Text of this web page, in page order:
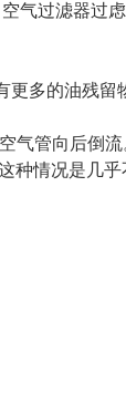
气过滤器过
多的油残留
气管向后倒流
种情况是几